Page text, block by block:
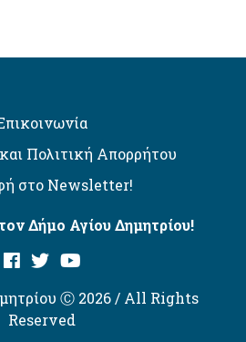
Πολιτική Απορρήτου
στο Newsletter!
Δήμο Αγίου Δημητρίου!
Ⓒ 2026 / All Rights
Reserved